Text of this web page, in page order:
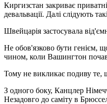
Киргизстан закриває
девальвації. Далі слідують
Швейцарія застосувала
Не обов'язково бути генієм,
чином, коли Вашингтон
Тому не викликає подиву те,
З одного боку, Канцлер
Незадовго до саміту в